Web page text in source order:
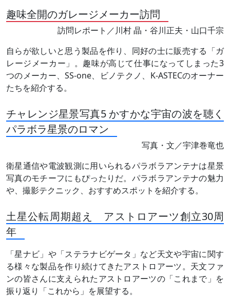
趣味全開のガレージメーカー訪問
訪問レポート／川村 晶・谷川正夫・山口千宗
自らが欲しいと思う製品を作り、同好の士に販売する「ガ
レージメーカー」。趣味が高じて仕事になってしまった3
つのメーカー、SS-one、ビノテクノ、K-ASTECのオーナー
たちを紹介する。
チャレンジ星景写真5 かすかな宇宙の波を聴く
パラボラ星景のロマン
写真・文／宇津巻竜也
衛星通信や電波観測に用いられるパラボラアンテナは星景
写真のモチーフにもぴったりだ。パラボラアンテナの魅力
や、撮影テクニック、おすすめスポットを紹介する。
土星公転周期超え アストロアーツ創立30周
年
「星ナビ」や「ステラナビゲータ」など天文や宇宙に関す
る様々な製品を作り続けてきたアストロアーツ。天文ファ
ンの皆さんに支えられたアストロアーツの「これまで」を
振り返り「これから」を展望する。